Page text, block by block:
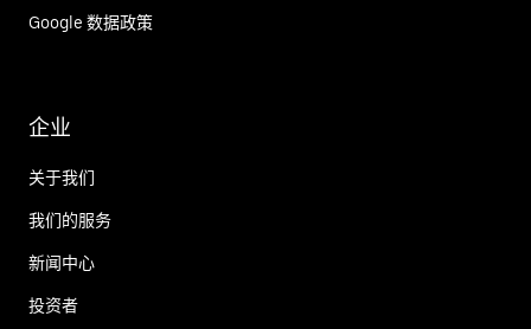
Google 数据政策
企业
关于我们
我们的服务
新闻中心
投资者